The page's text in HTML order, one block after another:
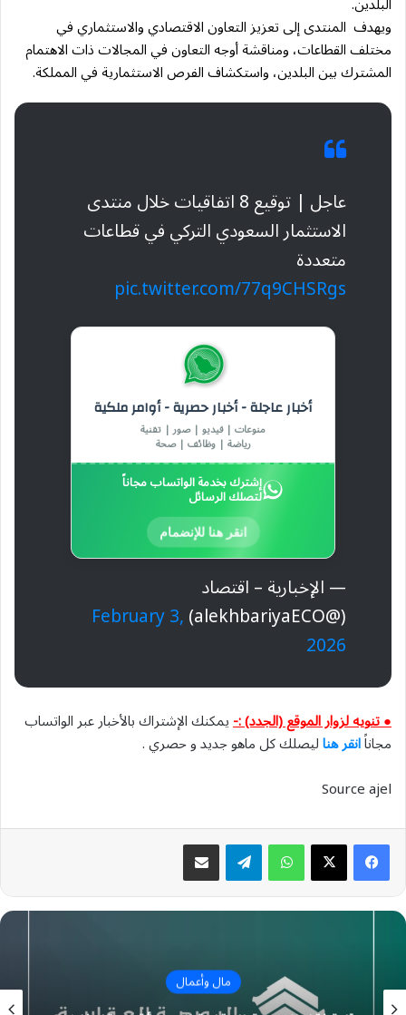
ويهدف المنتدى إلى تعزيز التعاون الاقتصادي والاستثماري في
مختلف القطاعات، ومناقشة أوجه التعاون في المجالات ذات الاهتمام
المشترك بين البلدين، واستكشاف الفرص الاستثمارية في المملكة.
عاجل | توقيع 8 اتفاقيات خلال منتدى
الاستثمار السعودي التركي في قطاعات
متعددة
pic.twitter.com/77q9CHSRgs
أخبار عاجلة - أخبار حصرية - أوامر ملكية
منوعات | فيديو | صور | تقنية
رياضة | وظائف | صحة
إشترك بخدمة الواتساب مجاناً
لتصلك الرسائل
انقر هنا للإنضمام
— الإخبارية – اقتصاد
(@alekhbariyaECO)
February 3,
2026
● تنويه لزوار الموقع (الجدد) :-يمكنك الإشتراك بالأخبار عبر الواتساب
مجاناًانقر هناليصلك كل ماهو جديد و حصري .
Source ajel
واتسابتيلقرام مشاركة عبر البريد
مال وأعمال